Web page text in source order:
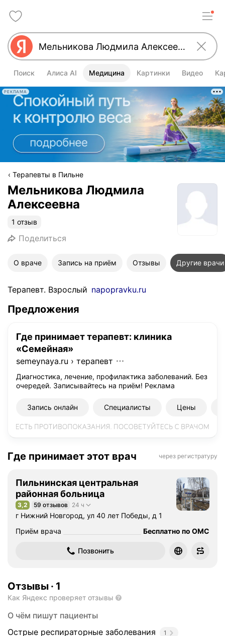
Поиск Алиса AI Медицина Картинки Видео
РЕКЛАМА
Терапевты в Пильне
Мельникова Людмила
Алексеевна
1 отзыв
Поделиться
О враче Запись на приём Отзывы Другие врачи
Терапевт. Взрослый napopravku.ru
Предложения
Где принимает терапевт: клиника
«Семейная»
semeynaya.ru › терапевт
Диагностика, лечение, профилактика заболеваний. Без
очередей. Записывайтесь на приём! Реклама
Запись онлайн Специалисты Цены
Где принимает этот врач через регистратуру
Пильнинская центральная
районная больница
Рейтинг 3,2 из 5
3,2 59 отзывов 24 ч
г Нижний Новгород, ул 40 лет Победы, д 1
Приём врача
Бесплатно по ОМС
Позвонить
Отзывы · 1
Как Яндекс проверяет отзывы
О чём пишут пациенты
Острые респираторные заболевания
1